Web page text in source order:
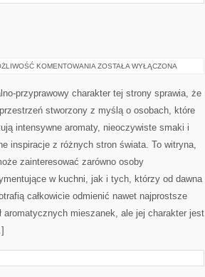
KOMENTOWANIA ZAPACHY
ZOSTAŁA WYŁĄCZONA
przyprawowy charakter tej strony sprawia, że
stworzony z myślą o osobach, które
intensywne aromaty, nieoczywiste smaki i
inspiracje z różnych stron świata. To witryna,
zainteresować zarówno osoby
w kuchni, jak i tych, którzy od dawna
całkowicie odmienić nawet najprostsze
aromatycznych mieszanek, ale jej charakter jest